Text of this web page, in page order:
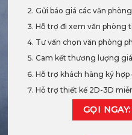
Gửi báo giá các văn
Hỗ trợ đi xem văn phòng
Tư vấn chọn văn phòng
Cam kết thương lượng
Hỗ trợ khách hàng ký
Hỗ trợ thiết kế 2D-3D
GỌI